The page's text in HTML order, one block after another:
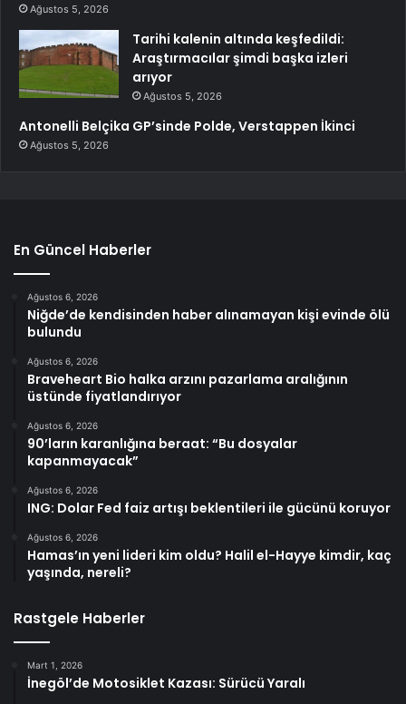
Ağustos 5, 2026
Tarihi kalenin altında keşfedildi:
Araştırmacılar şimdi başka izleri
arıyor
Ağustos 5, 2026
Antonelli Belçika GP’sinde Polde, Verstappen İkinci
Ağustos 5, 2026
En Güncel Haberler
Ağustos 6, 2026
Niğde’de kendisinden haber alınamayan kişi evinde ölü
bulundu
Ağustos 6, 2026
Braveheart Bio halka arzını pazarlama aralığının
üstünde fiyatlandırıyor
Ağustos 6, 2026
90’ların karanlığına beraat: “Bu dosyalar
kapanmayacak”
Ağustos 6, 2026
ING: Dolar Fed faiz artışı beklentileri ile gücünü koruyor
Ağustos 6, 2026
Hamas’ın yeni lideri kim oldu? Halil el-Hayye kimdir, kaç
yaşında, nereli?
Rastgele Haberler
Mart 1, 2026
İnegöl’de Motosiklet Kazası: Sürücü Yaralı